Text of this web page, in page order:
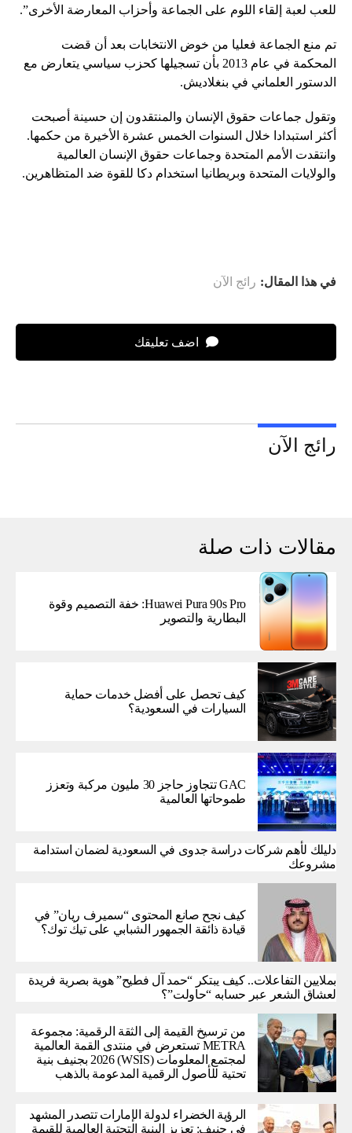
للعب لعبة إلقاء اللوم على الجماعة وأحزاب المعارضة الأخرى”.
تم منع الجماعة فعليا من خوض الانتخابات بعد أن قضت
المحكمة في عام 2013 بأن تسجيلها كحزب سياسي يتعارض مع
الدستور العلماني في بنغلاديش.
وتقول جماعات حقوق الإنسان والمنتقدون إن حسينة أصبحت
أكثر استبدادا خلال السنوات الخمس عشرة الأخيرة من حكمها.
وانتقدت الأمم المتحدة وجماعات حقوق الإنسان العالمية
والولايات المتحدة وبريطانيا استخدام دكا للقوة ضد المتظاهرين.
في هذا المقال: رائج الآن
اضف تعليقك
رائج الآن
مقالات ذات صلة
Huawei Pura 90s Pro: خفة التصميم وقوة
البطارية والتصوير
كيف تحصل على أفضل خدمات حماية
السيارات في السعودية؟
GAC تتجاوز حاجز 30 مليون مركبة وتعزز
طموحاتها العالمية
دليلك لأهم شركات دراسة جدوى في السعودية لضمان استدامة
مشروعك
كيف نجح صانع المحتوى “سميرف ريان” في
قيادة ذائقة الجمهور الشبابي على تيك توك؟
بملايين التفاعلات.. كيف يبتكر “حمد آل فطيح” هوية بصرية فريدة
لعشاق الشعر عبر حسابه “حاولت”؟
من ترسيخ القيمة إلى الثقة الرقمية: مجموعة
METRA تستعرض في منتدى القمة العالمية
لمجتمع المعلومات (WSIS) 2026 بجنيف بنية
تحتية للأصول الرقمية المدعومة بالذهب
الرؤية الخضراء لدولة الإمارات تتصدر المشهد
في جنيف: تعزيز البنية التحتية العالمية للقيمة